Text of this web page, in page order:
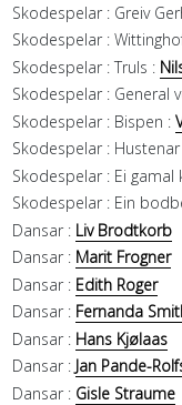
Skodespelar : Greiv
Skodespelar :
Skodespelar : Truls :
Skodespelar : General
Skodespelar : Bispen :
Skodespelar :
Skodespelar : Ei gamal
Skodespelar : Ein
Dansar : Liv Brodtkorb
Dansar : Marit Frogner
Dansar : Edith Roger
Dansar : Fernanda
Dansar : Hans Kjølaas
Dansar : Jan Pande-
Dansar : Gisle Straume